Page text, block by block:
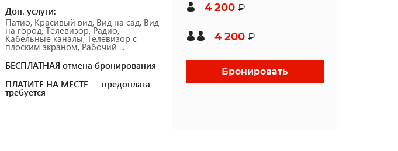
Доп. услуги:
Патио, Красивый вид, Вид на сад, Вид
на город, Телевизор, Радио,
Кабельные каналы, Телевизор с
плоским экраном, Рабочий ...
БЕСПЛАТНАЯ отмена бронирования
ПЛАТИТЕ НА МЕСТЕ — предоплата
требуется
4 200 ₽
4 200 ₽
Бронировать